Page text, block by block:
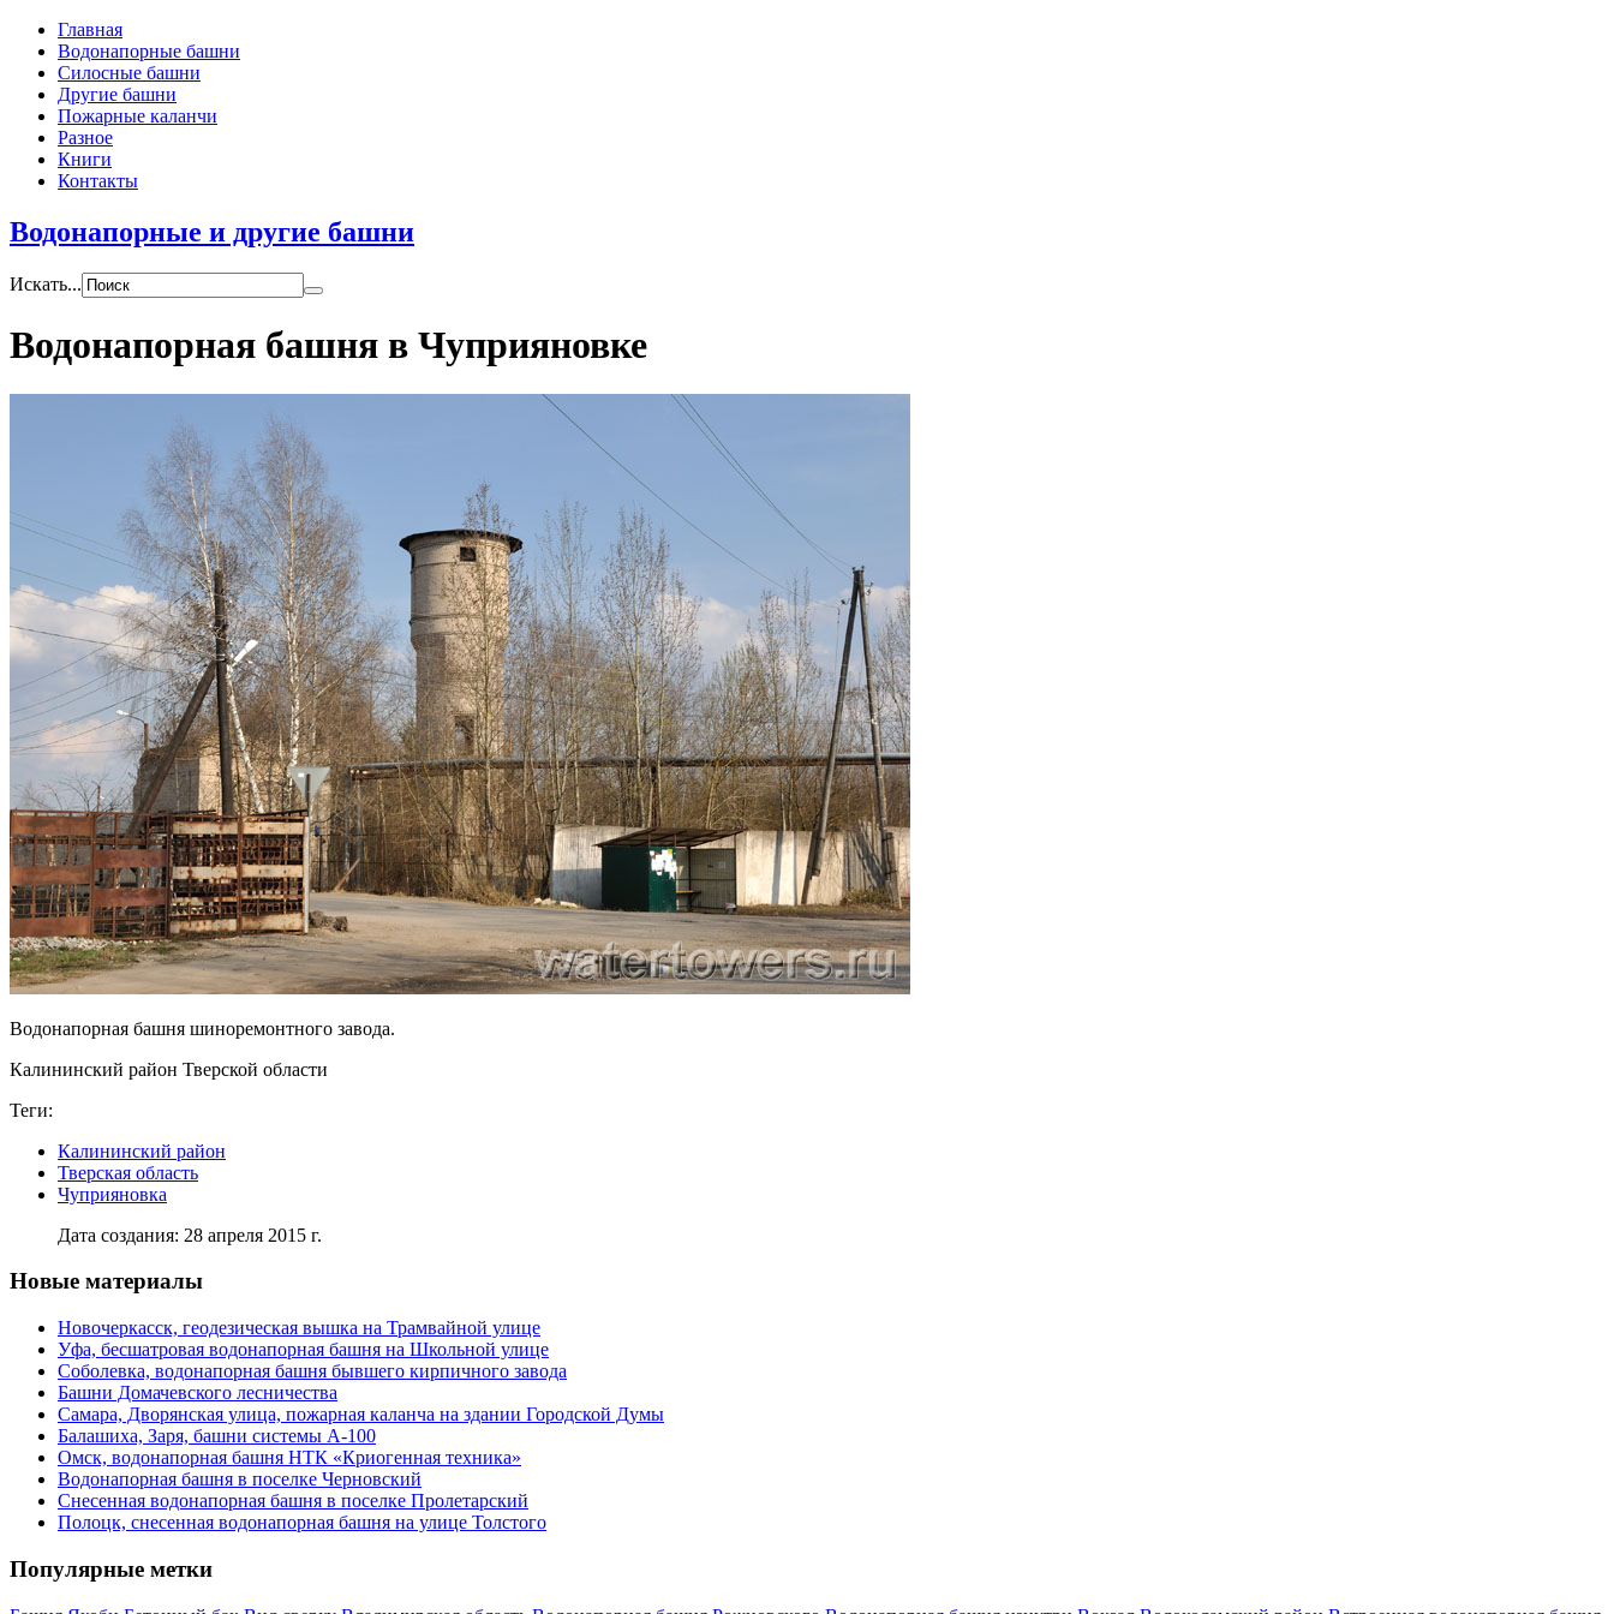
Главная
Водонапорные башни
Силосные башни
Другие башни
Пожарные каланчи
Разное
Книги
Контакты
Водонапорные и другие башни
Искать...
Водонапорная башня в Чуприяновке
Водонапорная башня шиноремонтного завода.
Калининский район Тверской области
Теги:
Калининский район
Тверская область
Чуприяновка
Дата создания: 28 апреля 2015 г.
Новые материалы
Новочеркасск, геодезическая вышка на Трамвайной улице
Уфа, бесшатровая водонапорная башня на Школьной улице
Соболевка, водонапорная башня бывшего кирпичного завода
Башни Домачевского лесничества
Самара, Дворянская улица, пожарная каланча на здании Городской Думы
Балашиха, Заря, башни системы А-100
Омск, водонапорная башня НТК «Криогенная техника»
Водонапорная башня в поселке Черновский
Снесенная водонапорная башня в поселке Пролетарский
Полоцк, снесенная водонапорная башня на улице Толстого
Популярные метки